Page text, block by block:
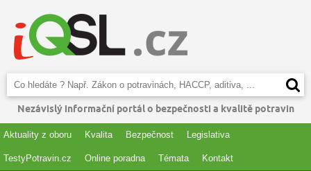
Nezávislý informační portál o bezpečnosti a kvalitě potravin
Aktuality z oboru Kvalita Bezpečnost Legislativa
TestyPotravin.cz Online poradna Témata Kontakt